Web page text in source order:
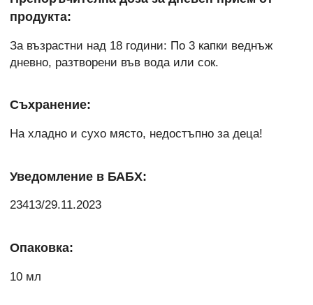
продукта:
За възрастни над 18 години: По 3 капки веднъж
дневно, разтворени във вода или сок.
Съхранение:
На хладно и сухо място, недостъпно за деца!
Уведомление в БАБХ:
23413/29.11.2023
Опаковка:
10 мл